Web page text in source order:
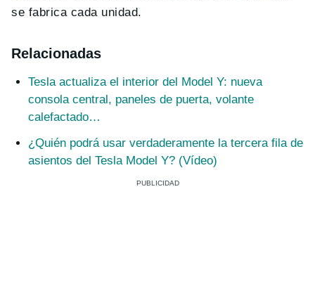
se fabrica cada unidad.
Relacionadas
Tesla actualiza el interior del Model Y: nueva
consola central, paneles de puerta, volante
calefactado…
¿Quién podrá usar verdaderamente la tercera fila de
asientos del Tesla Model Y? (Vídeo)